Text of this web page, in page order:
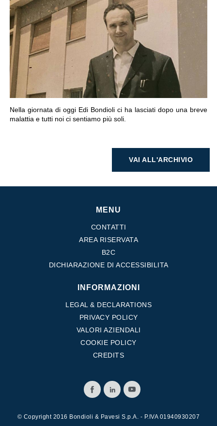
Nella giornata di oggi Edi Bondioli ci ha lasciati dopo una breve
malattia e tutti noi ci sentiamo più soli.
VAI ALLA SEZIONE
VAI ALL'ARCHIVIO
MENU
CONTATTI
AREA RISERVATA
B2C
DICHIARAZIONE DI ACCESSIBILITA
INFORMAZIONI
LEGAL & DECLARATIONS
PRIVACY POLICY
VALORI AZIENDALI
COOKIE POLICY
CREDITS
© Copyright 2016 Bondioli & Pavesi S.p.A. - P.IVA 01940930207